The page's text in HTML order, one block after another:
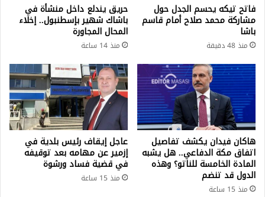
فاتح تيكه يحسم الجدل حول
مشاركة محمد صلاح أمام قاسم
باشا
منذ 48 دقيقة
حريق يندلع داخل منشأة في
باشاك شهير بإسطنبول.. إخلاء
المحال المجاورة
منذ 14 ساعة
هاكان فيدان يكشف تفاصيل
اتفاق مكة الدفاعي.. هل يشبه
المادة الخامسة للناتو؟ وهذه
الدول قد تنضم
منذ 15 ساعة
عاجل إيقاف رئيس بلدية في
إزمير عن مهامه بعد توقيفه
في قضية فساد ورشوة
منذ 15 ساعة